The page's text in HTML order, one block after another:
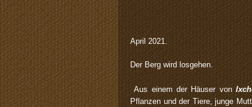
April 2021.
Der Berg wird losgehen.
Aus einem der Häuser von
Pflanzen und der Tiere, junge